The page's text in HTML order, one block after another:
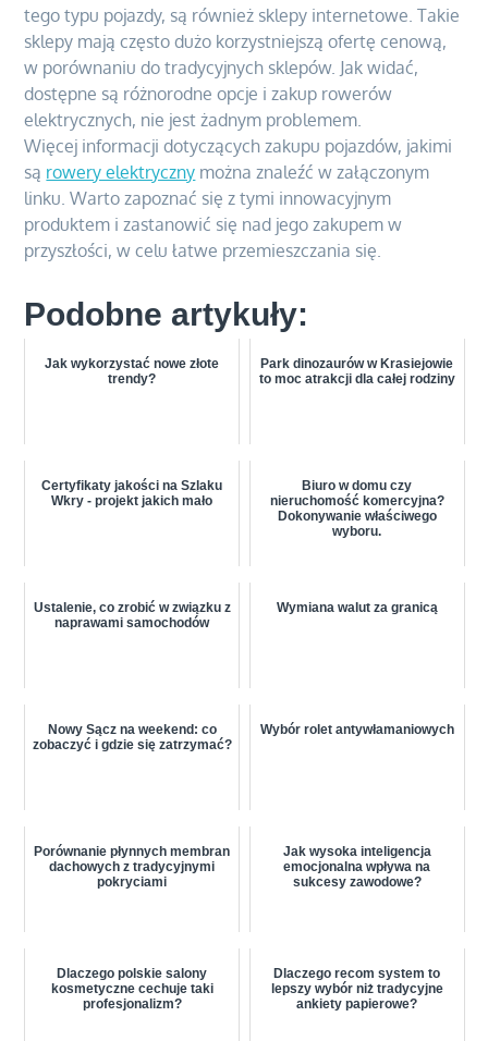
tego typu pojazdy, są również sklepy internetowe. Takie
sklepy mają często dużo korzystniejszą ofertę cenową,
w porównaniu do tradycyjnych sklepów. Jak widać,
dostępne są różnorodne opcje i zakup rowerów
elektrycznych, nie jest żadnym problemem.
Więcej informacji dotyczących zakupu pojazdów, jakimi
są rowery elektryczny można znaleźć w załączonym
linku. Warto zapoznać się z tymi innowacyjnym
produktem i zastanowić się nad jego zakupem w
przyszłości, w celu łatwe przemieszczania się.
Podobne artykuły:
Jak wykorzystać nowe złote
trendy?
Park dinozaurów w Krasiejowie
to moc atrakcji dla całej rodziny
Certyfikaty jakości na Szlaku
Wkry - projekt jakich mało
Biuro w domu czy
nieruchomość komercyjna?
Dokonywanie właściwego
wyboru.
Ustalenie, co zrobić w związku z
naprawami samochodów
Wymiana walut za granicą
Nowy Sącz na weekend: co
zobaczyć i gdzie się zatrzymać?
Wybór rolet antywłamaniowych
Porównanie płynnych membran
dachowych z tradycyjnymi
pokryciami
Jak wysoka inteligencja
emocjonalna wpływa na
sukcesy zawodowe?
Dlaczego polskie salony
kosmetyczne cechuje taki
profesjonalizm?
Dlaczego recom system to
lepszy wybór niż tradycyjne
ankiety papierowe?